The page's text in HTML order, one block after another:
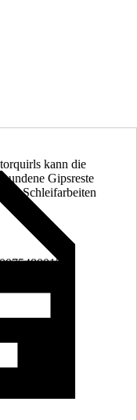
kann die
Gipsreste
Schleifarbeiten